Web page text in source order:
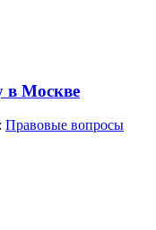
в Москве
Правовые вопросы